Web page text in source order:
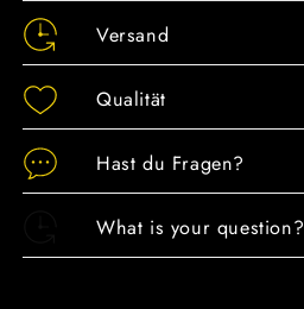
Versand
Qualität
Hast du Fragen?
What is your question?